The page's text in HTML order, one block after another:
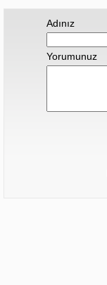
Adınız
Yorumunuz